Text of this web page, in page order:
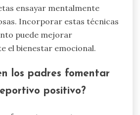
ensayar mentalmente
Incorporar estas técnicas
puede mejorar
el bienestar emocional.
los padres fomentar
positivo?